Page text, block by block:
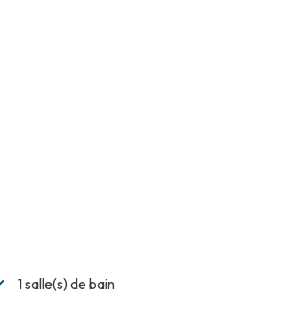
1 salle(s) de bain